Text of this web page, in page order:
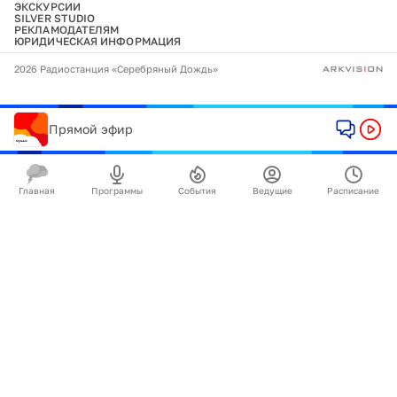
ЭКСКУРСИИ
SILVER STUDIO
РЕКЛАМОДАТЕЛЯМ
ЮРИДИЧЕСКАЯ ИНФОРМАЦИЯ
2026 Радиостанция «Серебряный Дождь»
Прямой эфир
Главная Программы События Ведущие Расписание